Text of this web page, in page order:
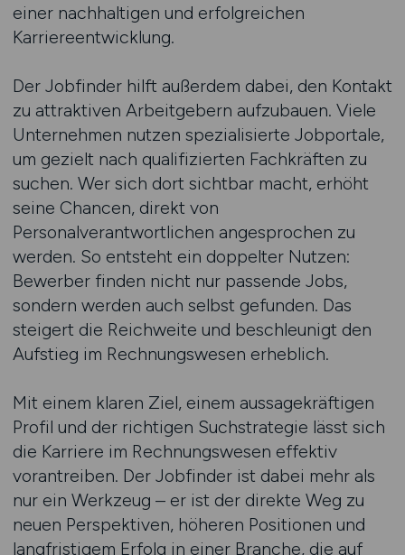
einer nachhaltigen und erfolgreichen
Karriereentwicklung.
Der Jobfinder hilft außerdem dabei, den Kontakt
zu attraktiven Arbeitgebern aufzubauen. Viele
Unternehmen nutzen spezialisierte Jobportale,
um gezielt nach qualifizierten Fachkräften zu
suchen. Wer sich dort sichtbar macht, erhöht
seine Chancen, direkt von
Personalverantwortlichen angesprochen zu
werden. So entsteht ein doppelter Nutzen:
Bewerber finden nicht nur passende Jobs,
sondern werden auch selbst gefunden. Das
steigert die Reichweite und beschleunigt den
Aufstieg im Rechnungswesen erheblich.
Mit einem klaren Ziel, einem aussagekräftigen
Profil und der richtigen Suchstrategie lässt sich
die Karriere im Rechnungswesen effektiv
vorantreiben. Der Jobfinder ist dabei mehr als
nur ein Werkzeug – er ist der direkte Weg zu
neuen Perspektiven, höheren Positionen und
langfristigem Erfolg in einer Branche, die auf